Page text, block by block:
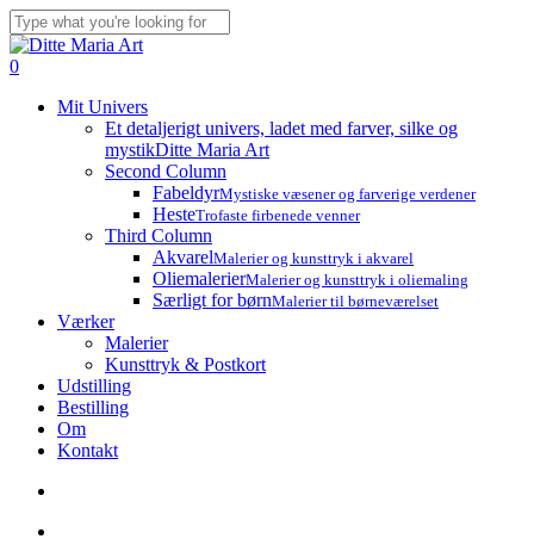
Skip
to
main
Close
Search
search
account
0
Mit Univers
Et detaljerigt univers, ladet med farver, silke og
mystikDitte Maria Art
Second Column
FabeldyrMystiske væsener og farverige verdener
HesteTrofaste firbenede venner
Third Column
AkvarelMalerier og kunsttryk i akvarel
OliemalerierMalerier og kunsttryk i oliemaling
Særligt for børnMalerier til børneværelset
Værker
Malerier
Kunsttryk & Postkort
Udstilling
Bestilling
Om
Kontakt